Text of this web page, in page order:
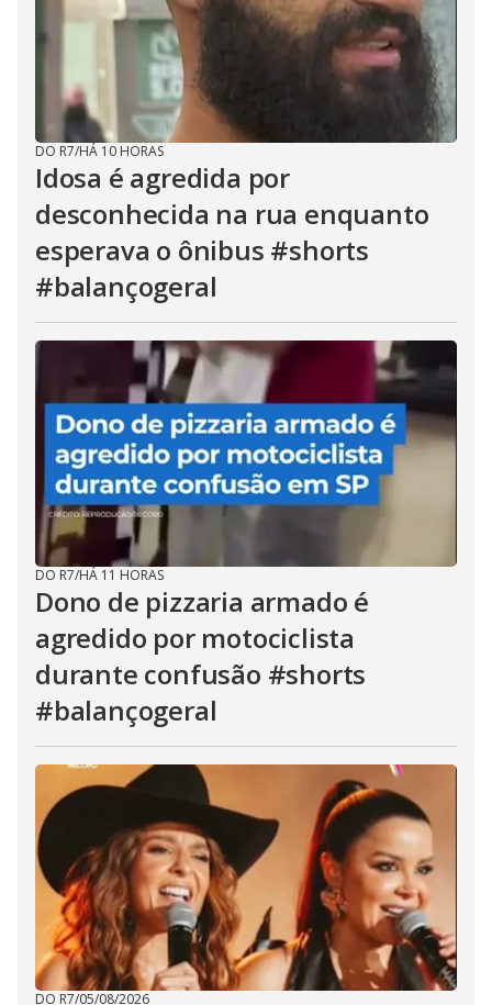
DO R7/HÁ 10 HORAS
Idosa é agredida por
desconhecida na rua enquanto
esperava o ônibus #shorts
#balançogeral
DO R7/HÁ 11 HORAS
Dono de pizzaria armado é
agredido por motociclista
durante confusão #shorts
#balançogeral
DO R7/05/08/2026